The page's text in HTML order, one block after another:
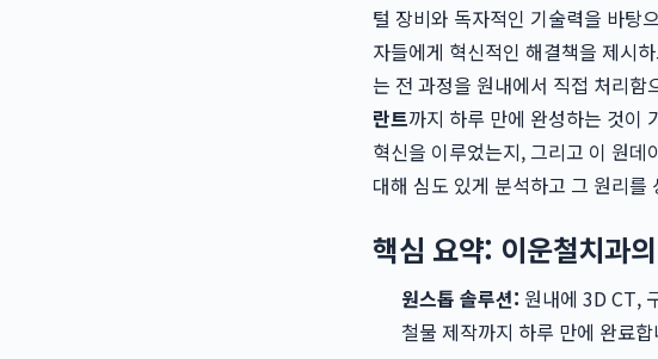
털 장비와 독자적인 기술력을 바탕
자들에게 혁신적인 해결책을 제시
는 전 과정을 원내에서 직접 처리함
란트까지 하루 만에 완성하는 것이
혁신을 이루었는지, 그리고 이 원
대해 심도 있게 분석하고 그 원리를
핵심 요약: 이운철치과
원스톱 솔루션: 원내에 3D CT,
철물 제작까지 하루 만에 완료